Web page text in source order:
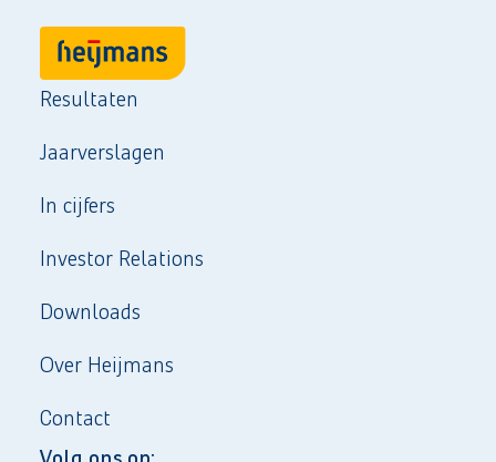
Resultaten
Jaarverslagen
In cijfers
Investor Relations
Downloads
Over Heijmans
Contact